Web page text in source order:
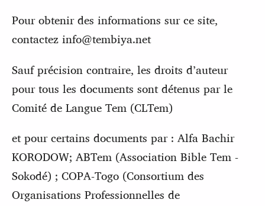
Pour obtenir des informations sur ce site,
contactez info@tembiya.net
Sauf précision contraire, les droits d’auteur
pour tous les documents sont détenus par le
Comité de Langue Tem (CLTem)
et pour certains documents par : Alfa Bachir
KORODOW; ABTem (Association Bible Tem -
Sokodé) ; COPA-Togo (Consortium des
Organisations Professionnelles de